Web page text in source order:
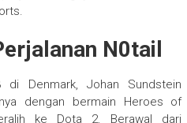
N0tail
Denmark, Johan Sundstein
dengan bermain Heroes of
ke Dota 2. Berawal dari